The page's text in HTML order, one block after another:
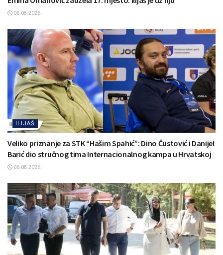
06.08.2026.
ILIJAŠ
Veliko priznanje za STK “Hašim Spahić”: Dino Čustović i Danijel
Barić dio stručnog tima Internacionalnog kampa u Hrvatskoj
06.08.2026.